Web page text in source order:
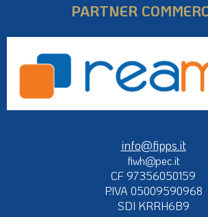
PARTNER
info@fipps.it
fiwh@pec.it
CF 97356050159
P.IVA 05009590968
SDI KRRH6B9